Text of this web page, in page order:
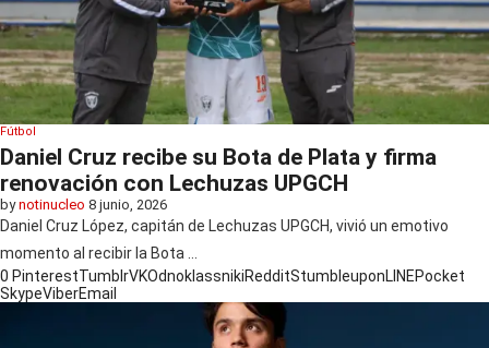
Fútbol
Daniel Cruz recibe su Bota de Plata y firma
renovación con Lechuzas UPGCH
bynotinucleo 8 junio, 2026
Daniel Cruz López, capitán de Lechuzas UPGCH, vivió un emotivo
momento al recibir la Bota …
0 PinterestTumblrVKOdnoklassnikiRedditStumbleuponLINEPocket
SkypeViberEmail